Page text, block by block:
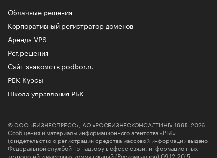
Облачные решения
Корпоративный регистратор доменов
Аренда VPS
Рег.решения
Сайт знакомств podbor.ru
РБК Курсы
Школа управления РБК
© ООО «БИЗНЕСПРЕСС», АО «РОСБИЗНЕСКОНСАЛТИНГ» 1995–2026
Сообщения и материалы информационного агентства «РБК»
(свидетельство о регистрации средства массовой информации выдано
Федеральной службой по надзору в сфере связи, информационных
технологий и массовых коммуникаций (Роскомнадзор) 09.12.2015